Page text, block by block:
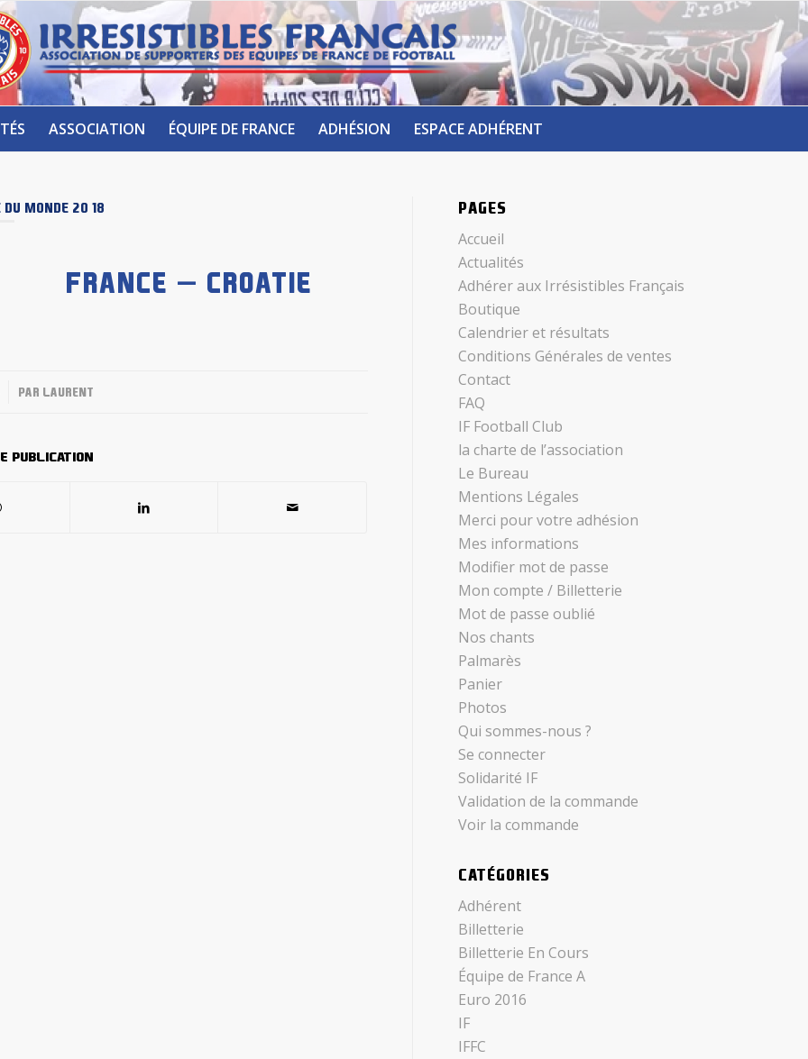
ASSOCIATION ÉQUIPE DE FRANCE ADHÉSION ESPACE ADHÉRENT
DU MONDE 2018
FRANCE – CROATIE
PAR LAURENT
publication
PAGES
Accueil
Actualités
Adhérer aux Irrésistibles Français
Boutique
Calendrier et résultats
Conditions Générales de ventes
Contact
FAQ
IF Football Club
la charte de l’association
Le Bureau
Mentions Légales
Merci pour votre adhésion
Mes informations
Modifier mot de passe
Mon compte / Billetterie
Mot de passe oublié
Nos chants
Palmarès
Panier
Photos
Qui sommes-nous ?
Se connecter
Solidarité IF
Validation de la commande
Voir la commande
CATÉGORIES
Adhérent
Billetterie
Billetterie En Cours
Équipe de France A
Euro 2016
IF
IFFC